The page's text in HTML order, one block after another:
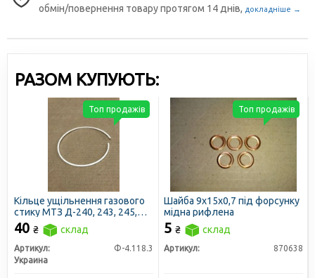
обмін/повернення товару протягом 14 днів, докладніше →
РАЗОМ КУПУЮТЬ:
Кільце ущільнення газового
стику МТЗ Д-240, 243, 245,
ЮМЗ Д-65 фторопластове
(гільзи)
40 ₴ склад
Артикул:
Ф-4.118.3
Украина
Топ продажів
Шайба 9х15х0,7 під форсунку
мідна рифлена
5 ₴ склад
Артикул: 870638
Топ продажів